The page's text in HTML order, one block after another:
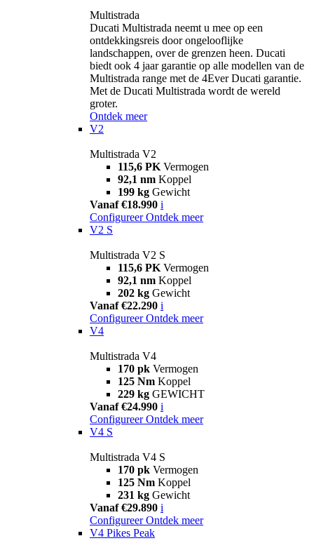
Multistrada
Ducati Multistrada neemt u mee op een
ontdekkingsreis door ongelooflijke
landschappen, over de grenzen heen. Ducati
biedt ook 4 jaar garantie op alle modellen van de
Multistrada range met de 4Ever Ducati garantie.
Met de Ducati Multistrada wordt de wereld
groter.
Ontdek meer
V2
Multistrada V2
115,6 PK Vermogen
92,1 nm Koppel
199 kg Gewicht
Vanaf €18.990 i
Configureer Ontdek meer
V2 S
Multistrada V2 S
115,6 PK Vermogen
92,1 nm Koppel
202 kg Gewicht
Vanaf €22.290 i
Configureer Ontdek meer
V4
Multistrada V4
170 pk Vermogen
125 Nm Koppel
229 kg GEWICHT
Vanaf €24.990 i
Configureer Ontdek meer
V4 S
Multistrada V4 S
170 pk Vermogen
125 Nm Koppel
231 kg Gewicht
Vanaf €29.890 i
Configureer Ontdek meer
V4 Pikes Peak